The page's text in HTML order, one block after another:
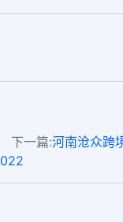
下一篇:河南沧众